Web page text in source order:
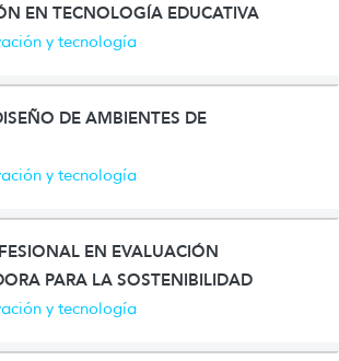
EN TECNOLOGÍA EDUCATIVA
y tecnología
DE AMBIENTES DE
y tecnología
EN EVALUACIÓN
PARA LA SOSTENIBILIDAD
y tecnología